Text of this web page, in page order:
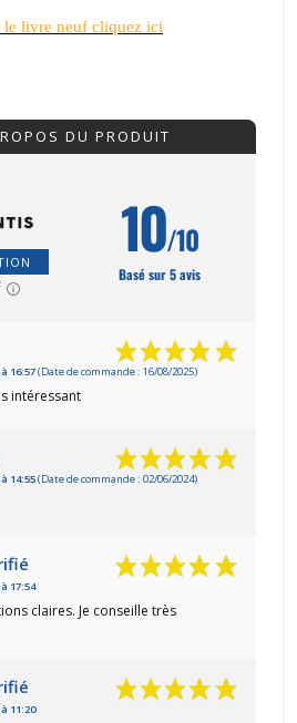
le livre neuf cliquez ici
DU PRODUIT
10/10
Basé sur 5 avis
16:57(Date de commande : 16/08/2025)
intéressant
14:55(Date de commande : 02/06/2024)
17:54
claires. Je conseille très
11:20